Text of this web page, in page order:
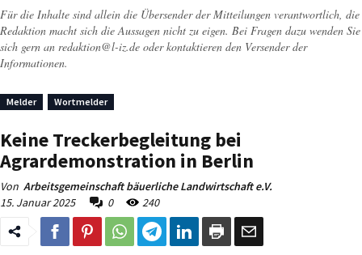
Für die Inhalte sind allein die Übersender der Mitteilungen verantwortlich, die
Redaktion macht sich die Aussagen nicht zu eigen. Bei Fragen dazu wenden Sie
sich gern an redaktion@l-iz.de oder kontaktieren den Versender der
Informationen.
Melder Wortmelder
Keine Treckerbegleitung bei
Agrardemonstration in Berlin
Von Arbeitsgemeinschaft bäuerliche Landwirtschaft e.V.
15. Januar 2025
0 240